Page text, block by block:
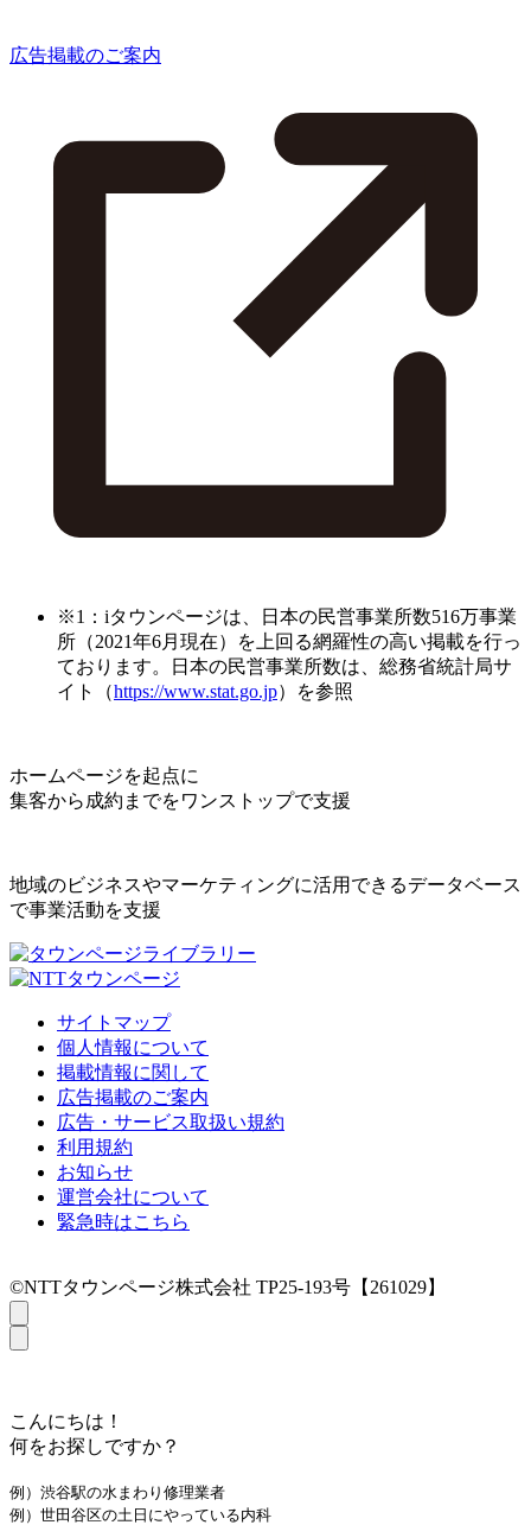
広告掲載のご案内
※1：iタウンページは、日本の民営事業所数516万事業
所（2021年6月現在）を上回る網羅性の高い掲載を行っ
ております。日本の民営事業所数は、総務省統計局サ
イト（https://www.stat.go.jp）を参照
ホームページを起点に
集客から成約までをワンストップで支援
地域のビジネスやマーケティングに活用できるデータベース
で事業活動を支援
サイトマップ
個人情報について
掲載情報に関して
広告掲載のご案内
広告・サービス取扱い規約
利用規約
お知らせ
運営会社について
緊急時はこちら
©NTTタウンページ株式会社 TP25-193号【261029】
こんにちは！
何をお探しですか？
例）渋谷駅の水まわり修理業者
例）世田谷区の土日にやっている内科